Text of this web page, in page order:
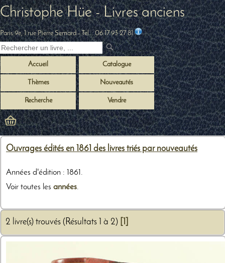
Christophe Hüe - Livres anciens
Paris 9e, 1 rue Pierre Semard- Tel. :06 17 93 27 81
Accueil Catalogue
Thèmes Nouveautés
Recherche Vendre
Ouvrages édités en 1861 des livres triés par nouveautés
Années d'édition : 1861.
Voir toutes les années.
2 livre(s) trouvés (Résultats 1 à 2)